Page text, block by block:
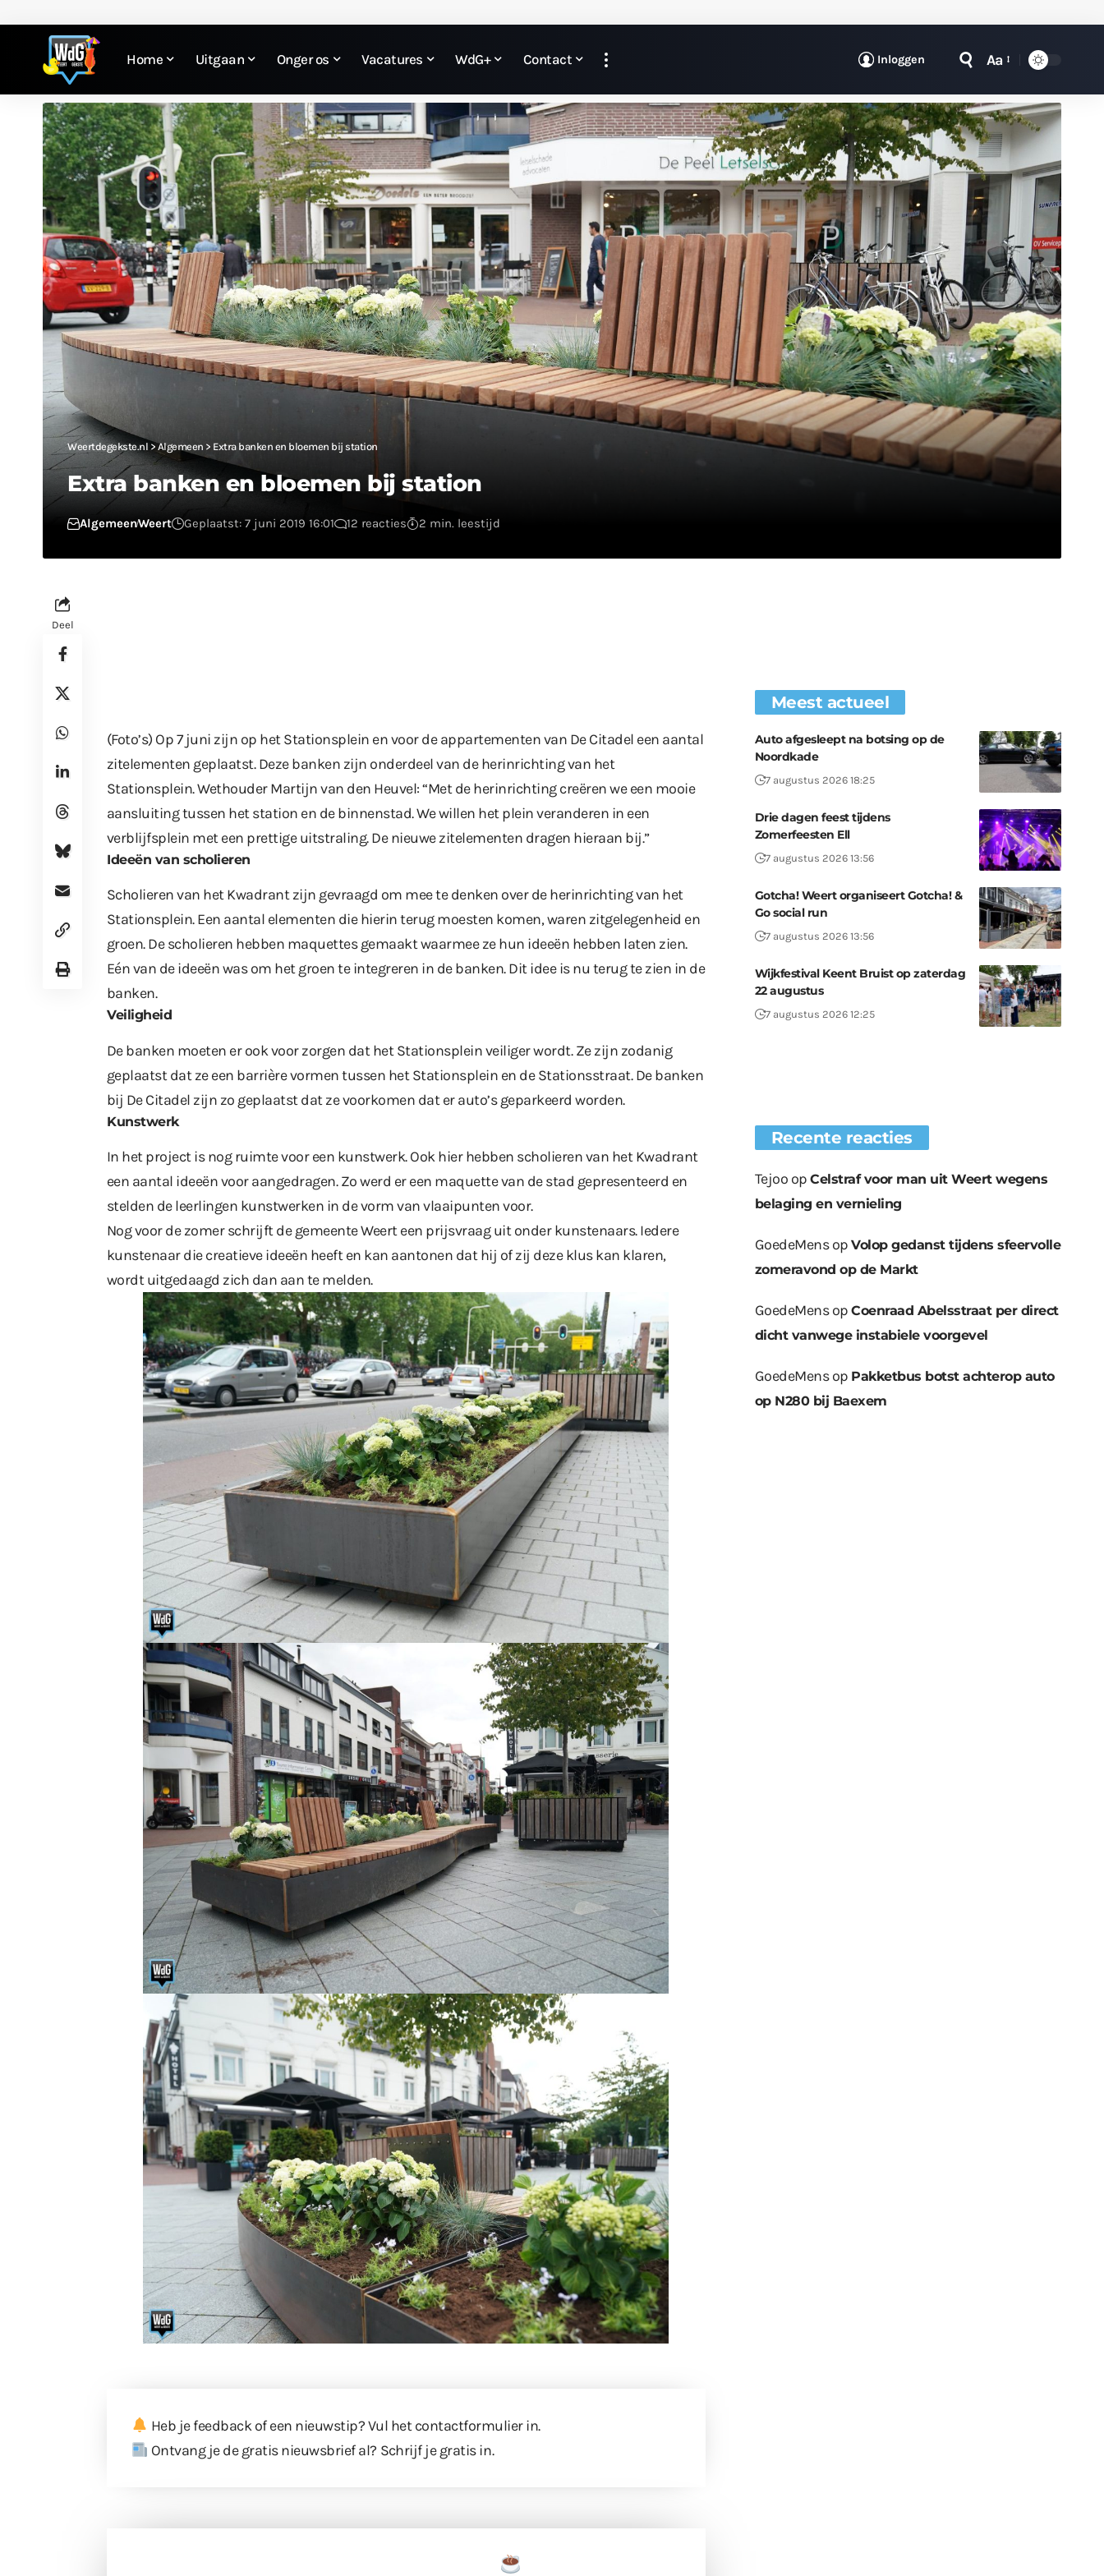
Home Uitgaan Onger os Vacatures WdG+ Contact Inloggen Aa
Weertdegekste.nl >Algemeen > Extra banken en bloemen bij station
Extra banken en bloemen bij station
AlgemeenWeert Geplaatst: 7 juni 2019 16:01 12 reacties 2 min. leestijd
Deel
(Foto’s) Op 7 juni zijn op het Stationsplein en voor de appartementen van De Citadel een aantal
zitelementen geplaatst. Deze banken zijn onderdeel van de herinrichting van het
Stationsplein. Wethouder Martijn van den Heuvel: “Met de herinrichting creëren we een mooie
aansluiting tussen het station en de binnenstad. We willen het plein veranderen in een
verblijfsplein met een prettige uitstraling. De nieuwe zitelementen dragen hieraan bij.”
Ideeën van scholieren
Scholieren van het Kwadrant zijn gevraagd om mee te denken over de herinrichting van het
Stationsplein. Een aantal elementen die hierin terug moesten komen, waren zitgelegenheid en
groen. De scholieren hebben maquettes gemaakt waarmee ze hun ideeën hebben laten zien.
Eén van de ideeën was om het groen te integreren in de banken. Dit idee is nu terug te zien in de
banken.
Veiligheid
De banken moeten er ook voor zorgen dat het Stationsplein veiliger wordt. Ze zijn zodanig
geplaatst dat ze een barrière vormen tussen het Stationsplein en de Stationsstraat. De banken
bij De Citadel zijn zo geplaatst dat ze voorkomen dat er auto’s geparkeerd worden.
Kunstwerk
In het project is nog ruimte voor een kunstwerk. Ook hier hebben scholieren van het Kwadrant
een aantal ideeën voor aangedragen. Zo werd er een maquette van de stad gepresenteerd en
stelden de leerlingen kunstwerken in de vorm van vlaaipunten voor.
Nog voor de zomer schrijft de gemeente Weert een prijsvraag uit onder kunstenaars. Iedere
kunstenaar die creatieve ideeën heeft en kan aantonen dat hij of zij deze klus kan klaren,
wordt uitgedaagd zich dan aan te melden.
Heb je feedback of een nieuwstip? Vul het contactformulierin.
Ontvang je de gratis nieuwsbrief al? Schrijf je gratis in.
Meest actueel
Auto afgesleept na botsing op de
Noordkade
7 augustus 2026 18:25
Drie dagen feest tijdens
Zomerfeesten Ell
7 augustus 2026 13:56
Gotcha! Weert organiseert Gotcha! &
Go social run
7 augustus 2026 13:56
Wijkfestival Keent Bruist op zaterdag
22 augustus
7 augustus 2026 12:25
Recente reacties
Tejoo opCelstraf voor man uit Weert wegens
belaging en vernieling
GoedeMensopVolop gedanst tijdens sfeervolle
zomeravond op de Markt
GoedeMensopCoenraad Abelsstraat per direct
dicht vanwege instabiele voorgevel
GoedeMensop Pakketbus botst achterop auto
op N280 bij Baexem